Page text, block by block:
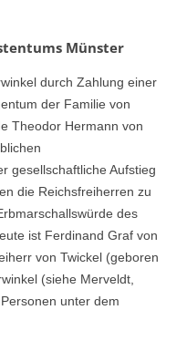
Münster
durch Zahlung einer
der Familie von
Theodor Hermann von
gesellschaftliche Aufstieg
die Reichsfreiherren zu
des
ist Ferdinand Graf von
von Twickel (geboren
(siehe Merveldt,
unter dem